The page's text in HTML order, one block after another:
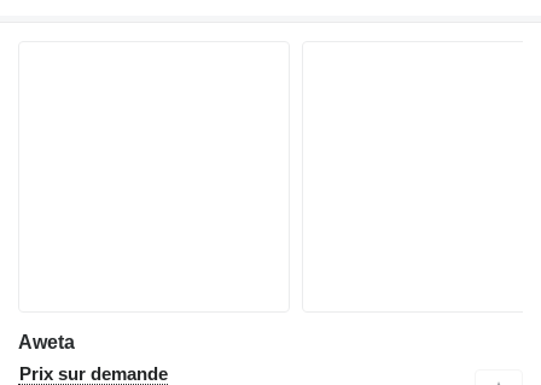
Aweta
Prix sur demande